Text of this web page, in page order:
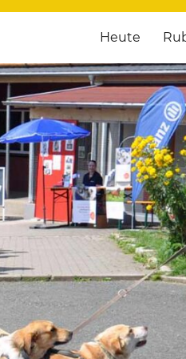
aktuelle Termine von
Heute